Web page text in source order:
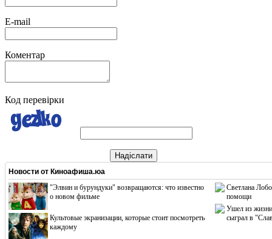
E-mail
Коментар
Код перевірки
Надіслати
Новости от Киноафиша.юа
"Элвин и бурундуки" возвращаются: что известно
о новом фильме
Культовые экранизации, которые стоит посмотреть
каждому
Светлана
помощи
Ушел из жизни
сыграл в